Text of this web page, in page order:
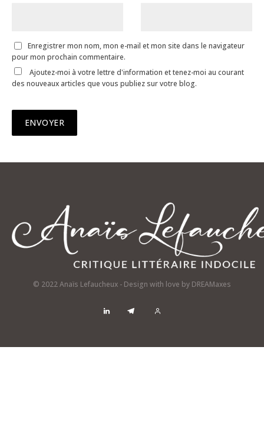
Enregistrer mon nom, mon e-mail et mon site dans le navigateur
pour mon prochain commentaire.
Ajoutez-moi à votre lettre d'information et tenez-moi au courant
des nouveaux articles que vous publiez sur votre blog.
© 2022 Anaïs Lefaucheux - Design with love by DREAMaxes